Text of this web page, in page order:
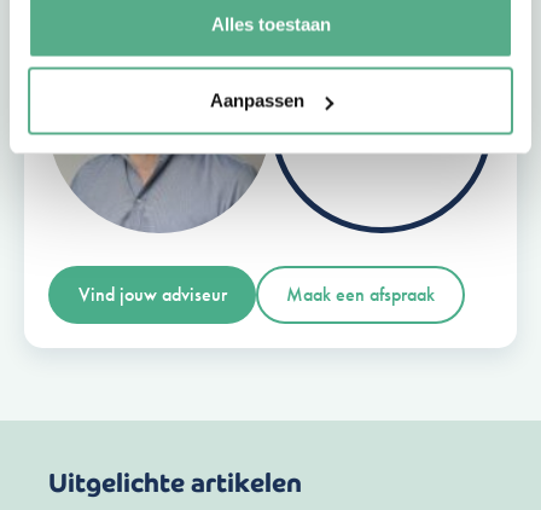
Alles toestaan
Aanpassen +72
Vind jouw adviseur Maak een afspraak
Uitgelichte artikelen